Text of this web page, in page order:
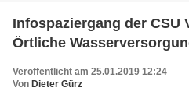
Infospaziergang der CSU
Örtliche
Veröffentlicht am 25.01.2019 12:24
Von Dieter Gürz